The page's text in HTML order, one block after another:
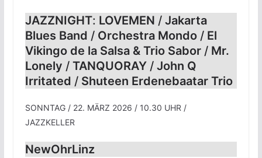
JAZZNIGHT: LOVEMEN / Jakarta
Blues Band / Orchestra Mondo/ El
Vikingo de la Salsa & Trio Sabor/ Mr.
Lonely / TANQUORAY/ John Q
Irritated / Shuteen Erdenebaatar Trio
SONNTAG / 22. MÄRZ 2026 / 10.30 UHR /
JAZZKELLER
NewOhrLinz